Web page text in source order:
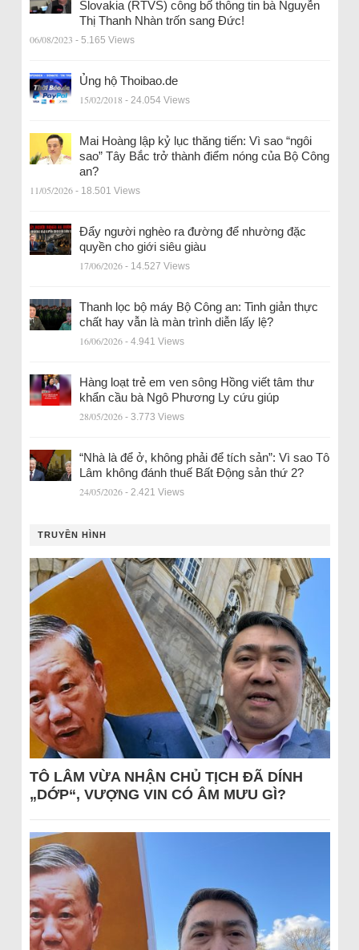
Slovakia (RTVS) công bố thông tin bà Nguyễn
Thị Thanh Nhàn trốn sang Đức!
06/08/2023 - 5.165 Views
Ủng hộ Thoibao.de
15/02/2018 - 24.054 Views
Mai Hoàng lập kỷ lục thăng tiến: Vì sao “ngôi
sao” Tây Bắc trở thành điểm nóng của Bộ Công
an?
11/05/2026 - 18.501 Views
Đẩy người nghèo ra đường để nhường đặc
quyền cho giới siêu giàu
17/06/2026 - 14.527 Views
Thanh lọc bộ máy Bộ Công an: Tinh giản thực
chất hay vẫn là màn trình diễn lấy lệ?
16/06/2026 - 4.941 Views
Hàng loạt trẻ em ven sông Hồng viết tâm thư
khẩn cầu bà Ngô Phương Ly cứu giúp
28/05/2026 - 3.773 Views
“Nhà là để ở, không phải để tích sản”: Vì sao Tô
Lâm không đánh thuế Bất Động sản thứ 2?
24/05/2026 - 2.421 Views
TRUYỀN HÌNH
TÔ LÂM VỪA NHẬN CHỦ TỊCH ĐÃ DÍNH
„DỚP“, VƯỢNG VIN CÓ ÂM MƯU GÌ?